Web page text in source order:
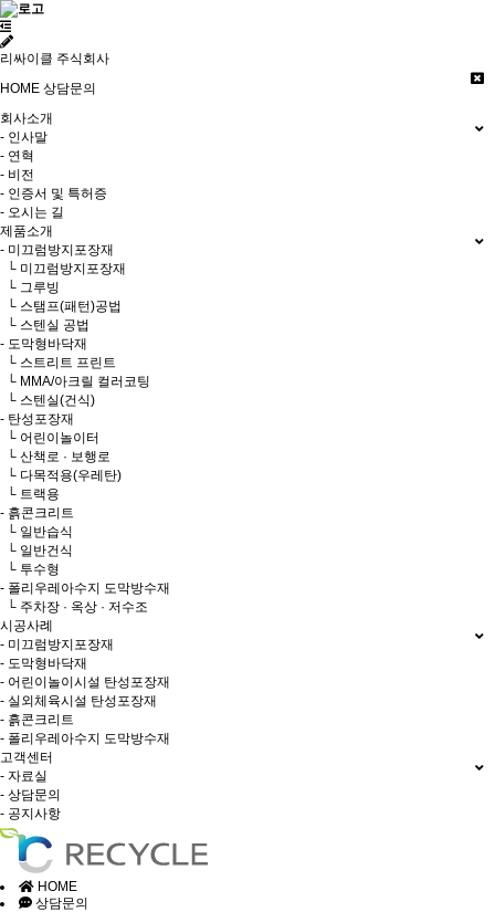
리싸이클 주식회사
HOME 상담문의
회사소개
- 인사말
- 연혁
- 비전
- 인증서 및 특허증
- 오시는 길
제품소개
- 미끄럼방지포장재
└ 미끄럼방지포장재
└ 그루빙
└ 스탬프(패턴)공법
└ 스텐실 공법
- 도막형바닥재
└ 스트리트 프린트
└ MMA/아크릴 컬러코팅
└ 스텐실(건식)
- 탄성포장재
└ 어린이놀이터
└ 산책로 · 보행로
└ 다목적용(우레탄)
└ 트랙용
- 흙콘크리트
└ 일반습식
└ 일반건식
└ 투수형
- 폴리우레아수지 도막방수재
└ 주차장 · 옥상 · 저수조
시공사례
- 미끄럼방지포장재
- 도막형바닥재
- 어린이놀이시설 탄성포장재
- 실외체육시설 탄성포장재
- 흙콘크리트
- 폴리우레아수지 도막방수재
고객센터
- 자료실
- 상담문의
- 공지사항
HOME
상담문의